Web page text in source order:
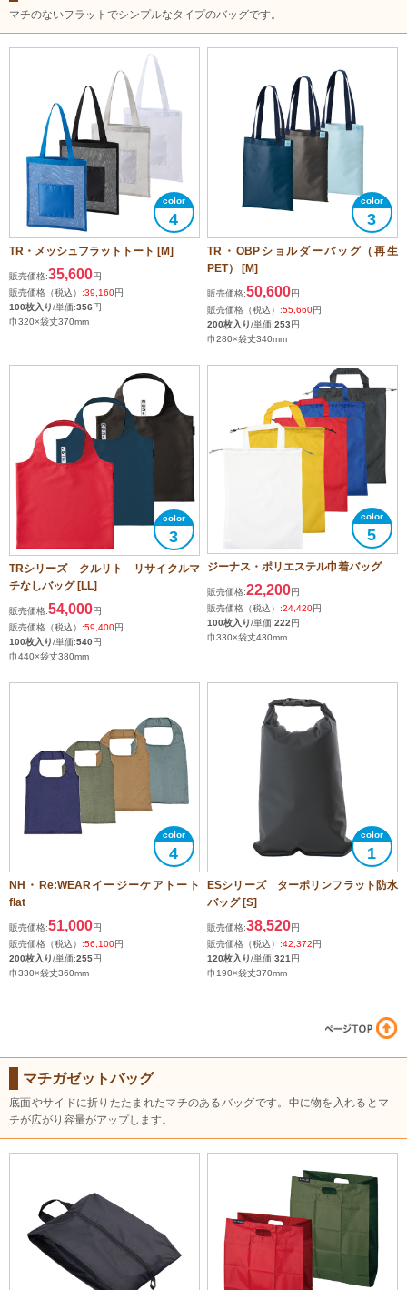
マチのないフラットでシンプルなタイプのバッグです。
4
TR・メッシュフラットトート [M]
販売価格:35,600円
販売価格（税込）:39,160円
100枚入り/単価:356円
巾320×袋丈370mm
3
TR・OBPショルダーバッグ（再生
PET） [M]
販売価格:50,600円
販売価格（税込）:55,660円
200枚入り/単価:253円
巾280×袋丈340mm
3
TRシリーズ クルリト リサイクルマ
チなしバッグ [LL]
販売価格:54,000円
販売価格（税込）:59,400円
100枚入り/単価:540円
巾440×袋丈380mm
5
ジーナス・ポリエステル巾着バッグ
販売価格:22,200円
販売価格（税込）:24,420円
100枚入り/単価:222円
巾330×袋丈430mm
4
NH・Re:WEARイージーケアトート
flat
販売価格:51,000円
販売価格（税込）:56,100円
200枚入り/単価:255円
巾330×袋丈360mm
1
ESシリーズ ターポリンフラット防水
バッグ [S]
販売価格:38,520円
販売価格（税込）:42,372円
120枚入り/単価:321円
巾190×袋丈370mm
マチガゼットバッグ
底面やサイドに折りたたまれたマチのあるバッグです。中に物を入れるとマ
チが広がり容量がアップします。